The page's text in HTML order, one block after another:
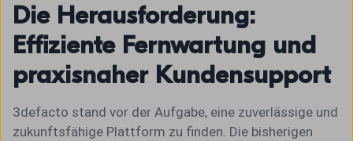
Die Herausforderung:
Effiziente Fernwartung und
praxisnaher Kundensupport
3defacto stand vor der Aufgabe, eine zuverlässige und
zukunftsfähige Plattform zu finden. Die bisherigen